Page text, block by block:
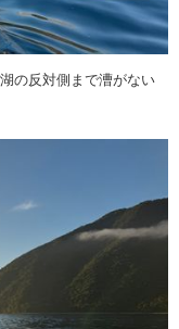
の反対側まで漕がない